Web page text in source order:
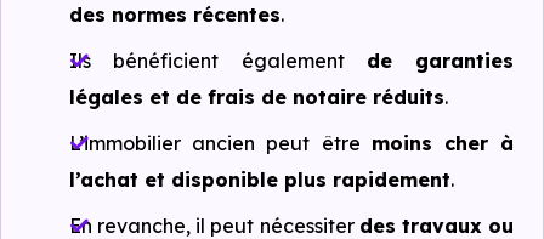
des normes récentes.
Ils bénéficient également de garanties
légales et de frais de notaire réduits.
L’immobilier ancien peut être moins cher à
l’achat et disponible plus rapidement.
En revanche, il peut nécessiter des travaux ou